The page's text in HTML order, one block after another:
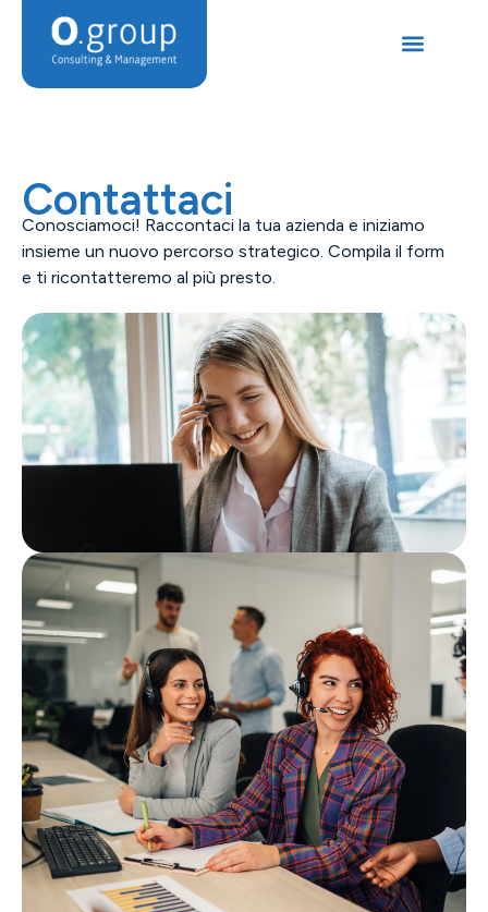
Contattaci
Conosciamoci! Raccontaci la tua azienda e iniziamo
insieme un nuovo percorso strategico. Compila il form
e ti ricontatteremo al più presto.